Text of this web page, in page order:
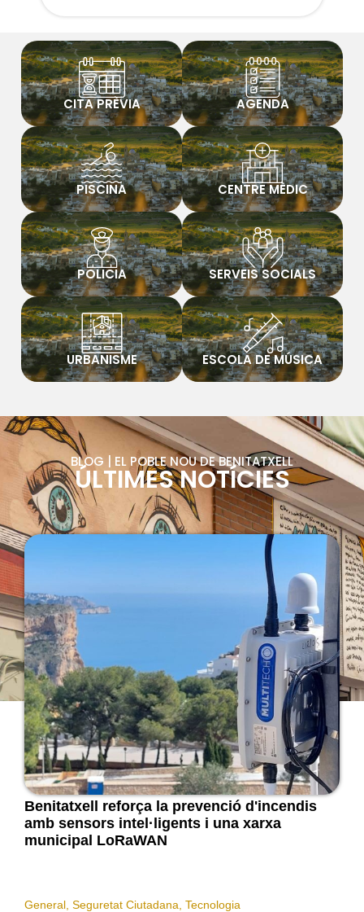
CITA PRÈVIA AGENDA
PISCINA CENTRE MÈDIC
POLICIA SERVEIS SOCIALS
URBANISME ESCOLA DE MÚSICA
BLOG | EL POBLE NOU DE BENITATXELL
ÚLTIMES NOTÍCIES
Benitatxell reforça la prevenció d'incendis
amb sensors intel·ligents i una xarxa
municipal LoRaWAN
General Seguretat Ciutadana Tecnologia